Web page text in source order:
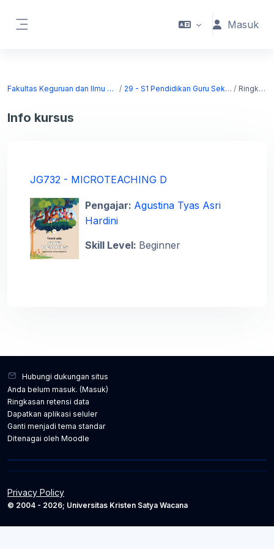
Masuk
Fakultas Keguruan dan Ilmu Pendidikan 29 - S1 Pendidikan Guru Sekolah Dasar Ringkasan
Info kursus
JG732 - MICROTEACHING D
Pengajar: Agustina Tyas Asri
Hardini
Skill Level: Beginner
Hubungi dukungan situs
Anda belum masuk. (Masuk)
Ringkasan retensi data
Dapatkan aplikasi seluler
Ganti menjadi tema standar
Ditenagai oleh Moodle
Privacy Policy
© 2004 - 2026; Universitas Kristen Satya Wacana